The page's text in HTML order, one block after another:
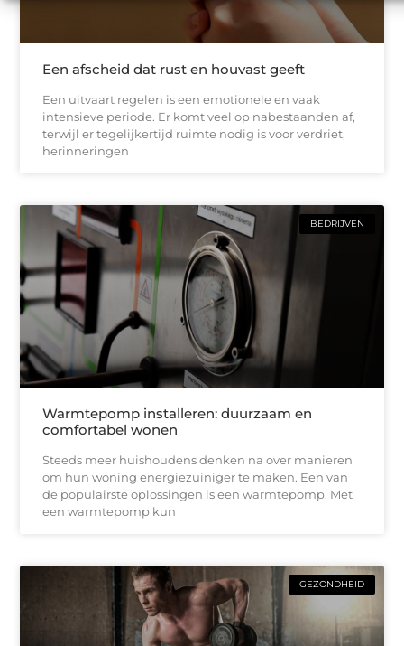
Een afscheid dat rust en houvast geeft
Een uitvaart regelen is een emotionele en vaak
intensieve periode. Er komt veel op nabestaanden af,
terwijl er tegelijkertijd ruimte nodig is voor verdriet,
herinneringen
BEDRIJVEN
Warmtepomp installeren: duurzaam en
comfortabel wonen
Steeds meer huishoudens denken na over manieren
om hun woning energiezuiniger te maken. Een van
de populairste oplossingen is een warmtepomp. Met
een warmtepomp kun
GEZONDHEID